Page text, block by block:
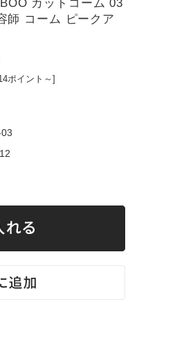
カットコーム 03
師 コーム ピークア
ポイント～]